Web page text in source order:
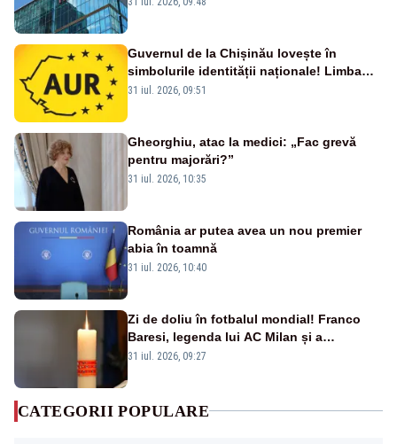
Guvernul de la Chișinău lovește în
simbolurile identității naționale! Limba
română nu se economisește! Limba
31 iul. 2026, 09:51
Gheorghiu, atac la medici: „Fac grevă
pentru majorări?”
31 iul. 2026, 10:35
România ar putea avea un nou premier
abia în toamnă
31 iul. 2026, 10:40
Zi de doliu în fotbalul mondial! Franco
Baresi, legenda lui AC Milan și a
naționalei Italiei, a murit
31 iul. 2026, 09:27
CATEGORII POPULARE